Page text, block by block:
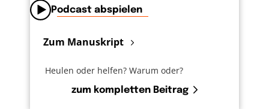
Podcast abspielen
Zum Manuskript
Heulen oder helfen? Warum oder?
zum kompletten Beitrag